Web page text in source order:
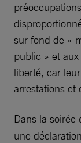
sur fond de «
public » et
liberté, car
arrestations et
Dans la soirée
une